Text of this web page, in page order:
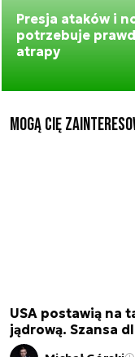
Presja ataków i
potrzebuje
atrapy
Mogą Cię
USA postawią na
jądrową. Szansa